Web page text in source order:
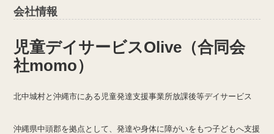
会社情報
児童デイサービスOlive（合同会
社momo）
北中城村と沖縄市にある児童発達支援事業所放課後等デイサービス
沖縄県中頭郡を拠点として、発達や身体に障がいをもつ子どもへ支援